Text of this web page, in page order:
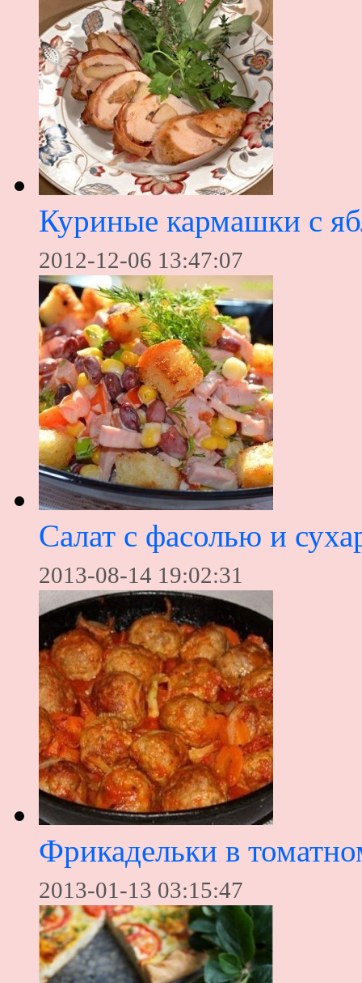
Куриные кармашки с
2012-12-06 13:47:07
Салат с фасолью и
2013-08-14 19:02:31
Фрикадельки в
2013-01-13 03:15:47